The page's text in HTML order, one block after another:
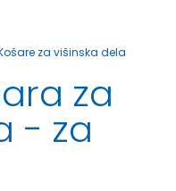
za višinska dela
za
- za